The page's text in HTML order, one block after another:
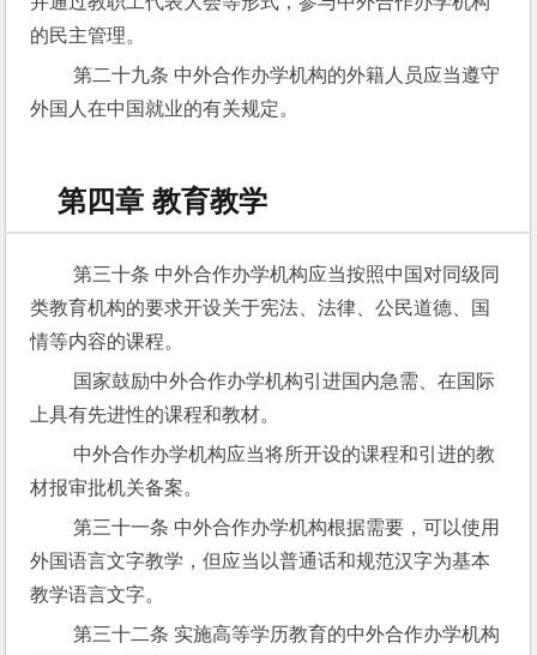
的民主管理。
第二十九条 中外合作办学机构的外籍人员应当遵守
外国人在中国就业的有关规定。
第四章 教育教学
第三十条 中外合作办学机构应当按照中国对同级同
类教育机构的要求开设关于宪法、法律、公民道德、国
情等内容的课程。
上具有先进性的课程和教材。
材报审批机关备案。
第三十一条 中外合作办学机构根据需要，可以使用
外国语言文字教学，但应当以普通话和规范汉字为基本
教学语言文字。
第三十二条 实施高等学历教育的中外合作办学机构